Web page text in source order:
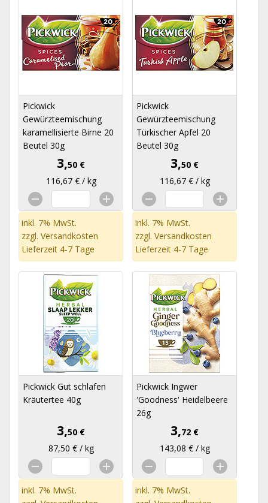
Pickwick
Gewürzteemischung
karamellisierte Birne 20
Beutel 30g
3,50 €
116,67 € / kg
inkl. 7% MwSt.
zzgl. Versandkosten
Lieferzeit 4-7 Tage
Pickwick
Gewürzteemischung
Türkischer Apfel 20
Beutel 30g
3,50 €
116,67 € / kg
inkl. 7% MwSt.
zzgl. Versandkosten
Lieferzeit 4-7 Tage
Pickwick Gut schlafen
Kräutertee 40g
3,50 €
87,50 € / kg
inkl. 7% MwSt.
Pickwick Ingwer
'Goodness' Heidelbeere
26g
3,72 €
143,08 € / kg
inkl. 7% MwSt.